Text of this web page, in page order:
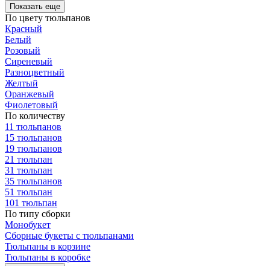
Показать еще
По цвету тюльпанов
Красный
Белый
Розовый
Сиреневый
Разноцветный
Желтый
Оранжевый
Фиолетовый
По количеству
11 тюльпанов
15 тюльпанов
19 тюльпанов
21 тюльпан
31 тюльпан
35 тюльпанов
51 тюльпан
101 тюльпан
По типу сборки
Монобукет
Сборные букеты с тюльпанами
Тюльпаны в корзине
Тюльпаны в коробке